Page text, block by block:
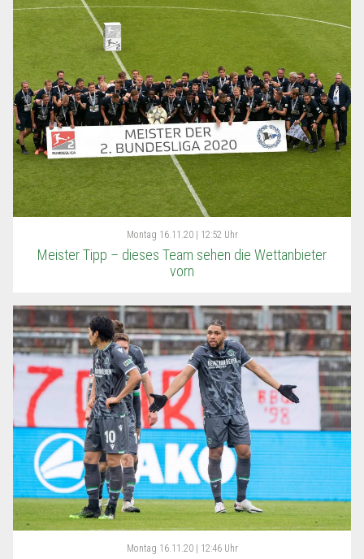
Montag 16.11.20 | 12:52 Uhr
Meister Tipp – dieses Team sehen die Wettanbieter
vorn
Montag 16.11.20 | 12:46 Uhr